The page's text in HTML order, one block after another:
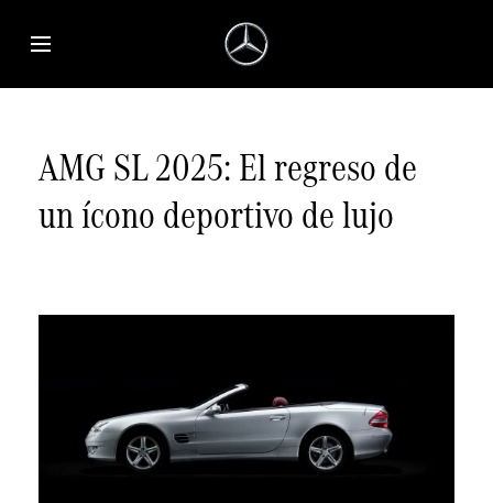
Saltar al contenido principal
Abrir menú de accesibilidad
AMG SL 2025: El regreso de
un ícono deportivo de lujo